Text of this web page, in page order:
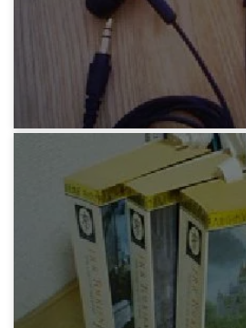
三つ編みどり
14年前
みろりHP
エイリアン